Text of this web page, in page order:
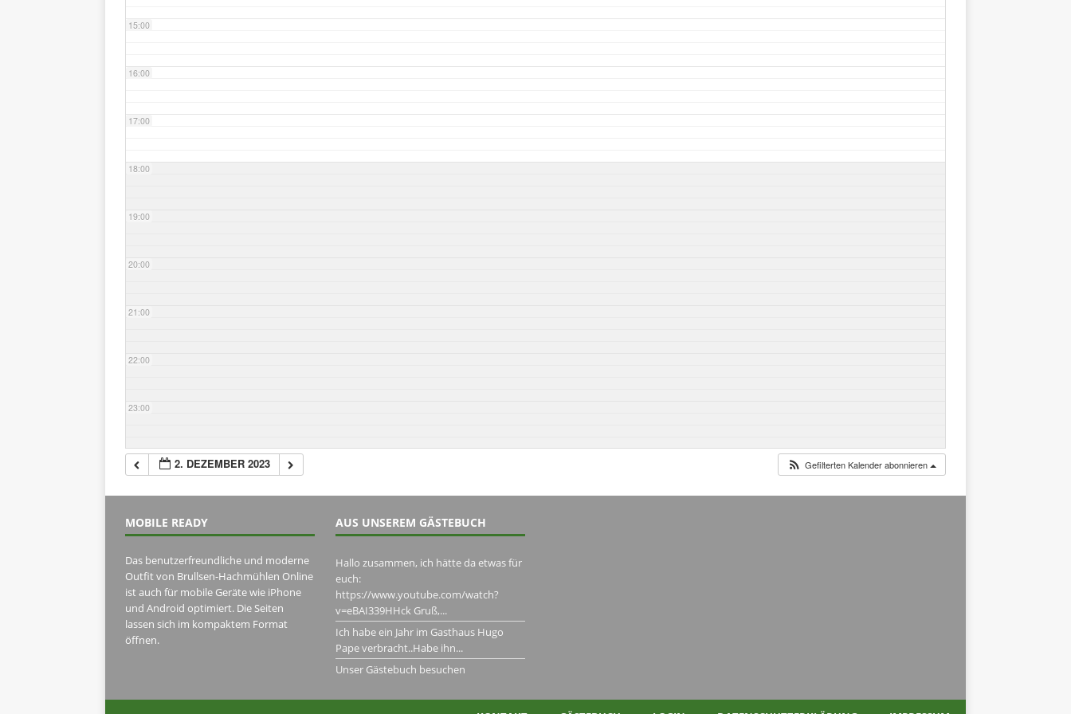
15:00
16:00
17:00
18:00
19:00
20:00
21:00
22:00
23:00
2. DEZEMBER 2023 Gefilterten Kalender abonnieren
MOBILE READY
Das benutzerfreundliche und moderne
Outfit von Brullsen-Hachmühlen Online
ist auch für mobile Geräte wie iPhone
und Android optimiert. Die Seiten
lassen sich im kompaktem Format
öffnen.
AUS UNSEREM GÄSTEBUCH
Hallo zusammen, ich hätte da etwas für
euch:
https://www.youtube.com/watch?
v=eBAI339HHck Gruß,...
Ich habe ein Jahr im Gasthaus Hugo
Pape verbracht..Habe ihn...
Unser Gästebuch besuchen